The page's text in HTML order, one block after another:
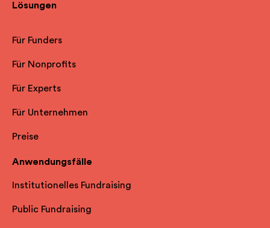
Lösungen
Für Funders
Für Nonprofits
Für Experts
Für Unternehmen
Preise
Anwendungsfälle
Institutionelles Fundraising
Public Fundraising